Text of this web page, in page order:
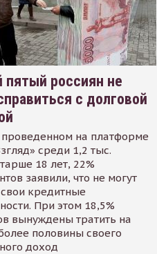
россиян не
с долговой
на платформе
среди 1,2 тыс.
18 лет, 22%
заявили, что не могут
кредитные
При этом 18,5%
вынуждены тратить на
половины своего
доход